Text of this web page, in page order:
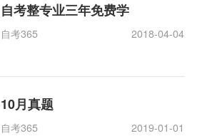
自考整专业三年免费学
自考365 2018-04-04
10月真题
自考365 2019-01-01